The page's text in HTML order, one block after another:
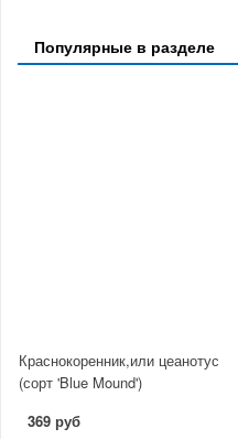
Популярные в разделе
Краснокоренник,или цеанотус
(сорт 'Blue Mound')
369 руб